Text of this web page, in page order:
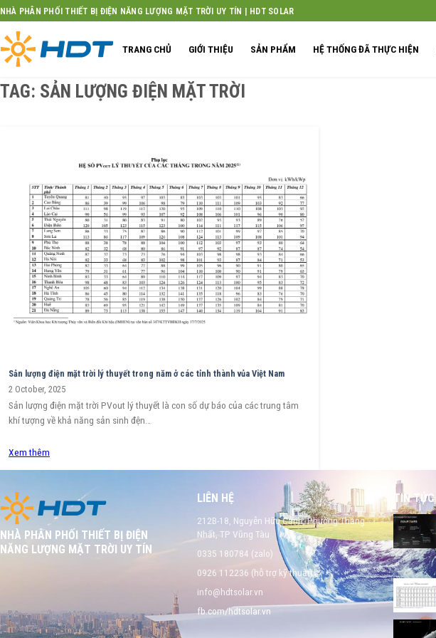
Skip
to
content
NHÀ PHÂN PHỐI THIẾT BỊ ĐIỆN NĂNG LƯỢNG MẶT TRỜI UY TÍN | HDT SOLAR
TRANG CHỦ GIỚI THIỆU SẢN PHẨM HỆ THỐNG ĐÃ THỰC HIỆN
TAG: SẢN LƯỢNG ĐIỆN MẶT TRỜI
Sản lượng điện mặt trời lý thuyết trong năm ở các tỉnh thành vủa Việt Nam
2 October, 2025
Sản lượng điện mặt trời PVout lý thuyết là con số dự báo của các trung tâm
khí tượng về khả năng sản sinh đện…
Xem thêm
NHÀ PHÂN PHỐI THIẾT BỊ ĐIỆN
NĂNG LƯỢNG MẶT TRỜI UY TÍN
LIÊN HỆ
212B-18, Nguyễn Hữu Cảnh, Phường Thắng
Nhất, TP Vũng Tàu
0335 180784 (zalo)
0926 112236 (hỗ trợ kỹ thuật)
info@hdtsolar.vn
fb.com/hdtsolar.vn
TIN TỨC